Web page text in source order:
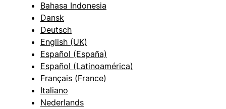
Bahasa Indonesia
Dansk
Deutsch
English (UK)
Español (España)
Español (Latinoamérica)
Français (France)
Italiano
Nederlands